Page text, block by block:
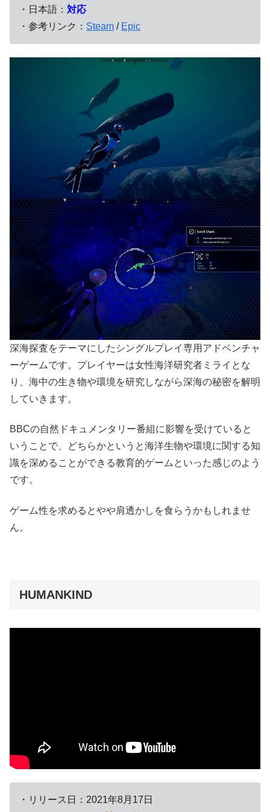
・日本語： 対応
・参考リンク： Steam / Epic
深海探査をテーマにしたシングルプレイ専用アドベンチャ
ーゲームです。プレイヤーは女性海洋研究者ミライとな
り、海中の生き物や環境を研究しながら深海の秘密を解明
していきます。
BBCの自然ドキュメンタリー番組に影響を受けていると
いうことで、どちらかというと海洋生物や環境に関する知
識を深めることができる教育的ゲームといった感じのよう
です。
ゲーム性を求めるとやや肩透かしを食らうかもしれませ
ん。
HUMANKIND
・リリース日：2021年8月17日